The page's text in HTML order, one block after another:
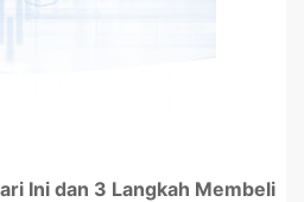
Ini dan 3 Langkah Membeli